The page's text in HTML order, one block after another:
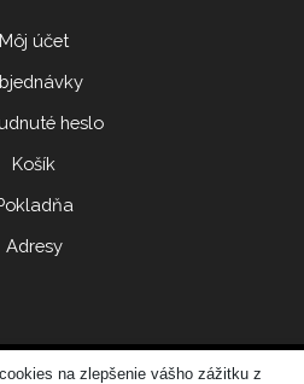
Môj účet
heslo
Košík
Adresy
na zlepšenie vášho zážitku z